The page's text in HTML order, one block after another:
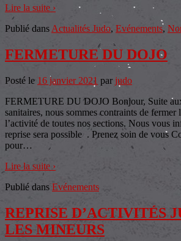
Lire la suite ›
Publié dans Actualités Judo, Evénements,
FERMETURE DU DOJO
Posté le 16 janvier 2021 par judo
FERMETURE DU DOJO Bonjour, Suite
sanitaires, nous sommes contraints de fermer
l’activité de toutes nos sections. Nous vous
reprise sera possible . Prenez soin de vous
pour…
Lire la suite ›
Publié dans Evénements
REPRISE D’ACTIVITÉS
LES MINEURS